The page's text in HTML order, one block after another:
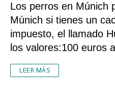
Los perros en Múnich
Múnich si tienes un
impuesto, el llamado
los valores:100 euros
LEER MÁS